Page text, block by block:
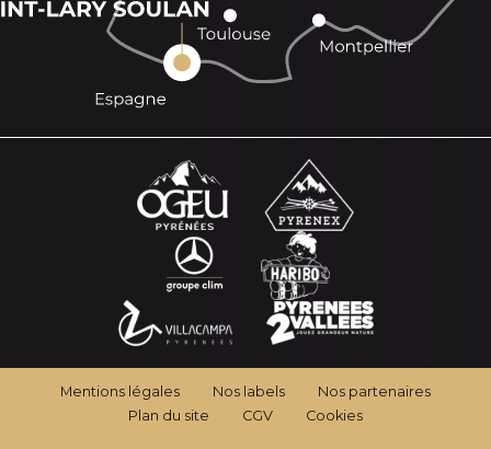
Mentions légales Nos labels
Nos partenaires
Plan du site
CGV Cookies